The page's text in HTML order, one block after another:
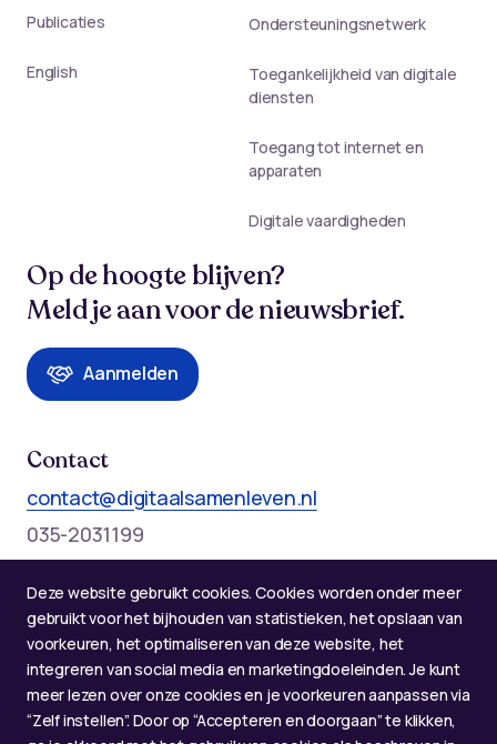
Deze website gebruikt cookies. Cookies worden onder meer
gebruikt voor het bijhouden van statistieken, het opslaan van
voorkeuren, het optimaliseren van deze website, het
integreren van social media en marketingdoeleinden. Je kunt
meer lezen over onze cookies en je voorkeuren aanpassen via
“Zelf instellen”. Door op “Accepteren en doorgaan” te klikken,
Publicaties
English
Ondersteuningsnetwerk
Toegankelijkheid van digitale
diensten
Toegang tot internet en
apparaten
Digitale vaardigheden
Op de hoogte blijven?
Meld je aan voor de nieuwsbrief.
Aanmelden
Contact
contact@digitaalsamenleven.nl
035-2031199
Maandag t/m donderdag: 09:00 - 12:00 en 13:00 - 17:00